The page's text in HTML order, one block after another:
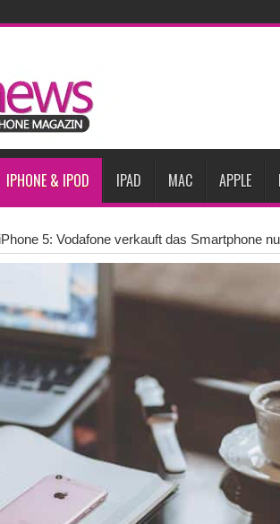
Premium-Smartphone-Marktes
nur begrenzt verfügbar
2026 um 20 Prozent steigen
bringt das Top-Modell Apples Smartbrille könnte
IPHONE & IPOD IPAD MAC APPLE
iPhone 5: Vodafone verkauft das Smartphone